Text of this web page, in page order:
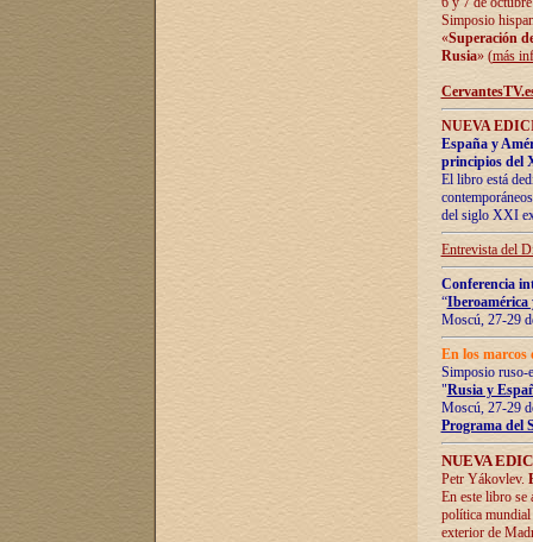
Simposio
«Superación
Rusia» (más
NUEVA
España y
principios del
El libro está
del siglo XXI
Entrevista del
Conferencia
“Iberoamérica
Moscú, 27-29
En los marcos
Simposio ruso-
"Rusia y
Moscú, 27-29
Programa del
NUEVA
Petr Yákovlev.
En este libro se
política mundial
exterior de